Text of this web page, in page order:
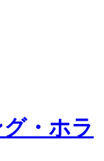
・ホラ